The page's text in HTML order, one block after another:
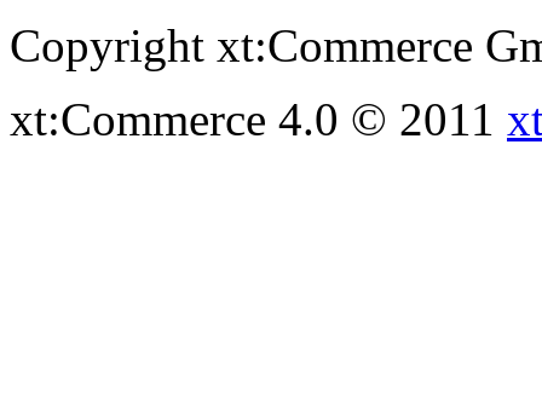
Copyright xt:Commerce
xt:Commerce 4.0 © 2011